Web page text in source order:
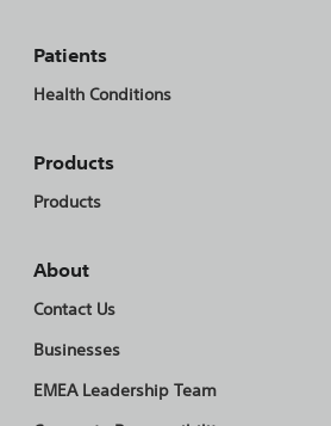
Patients
Health Conditions
Products
Products
About
Contact Us
Businesses
EMEA Leadership Team